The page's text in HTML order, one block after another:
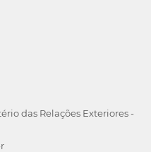
das Relações Exteriores -